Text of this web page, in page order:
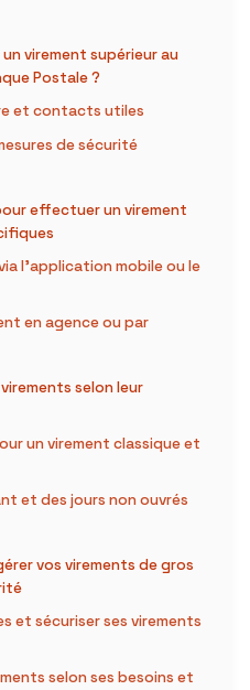
virement supérieur au
Postale ?
et contacts utiles
de sécurité
effectuer un virement
l’application mobile ou le
en agence ou par
selon leur
un virement classique et
et des jours non ouvrés
vos virements de gros
et sécuriser ses virements
selon ses besoins et